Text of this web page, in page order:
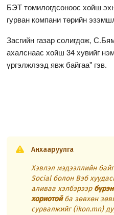
БЭТ томилогдсоноос хойш
гурван компани төрийн
Засгийн газар солигдож,
ахалснаас хойш 34 хувийг
үргэлжлээд явж байгаа" гэв.
Анхааруулга
Хэвлэл мэдээллийн
Social болон Вэб
аливаа хэлбэрээр
хориотойба зөвхөн
сурвалжийг (ikon.mn)